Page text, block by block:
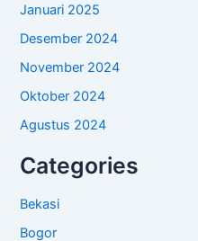
Januari 2025
Desember 2024
November 2024
Oktober 2024
Agustus 2024
Categories
Bekasi
Bogor